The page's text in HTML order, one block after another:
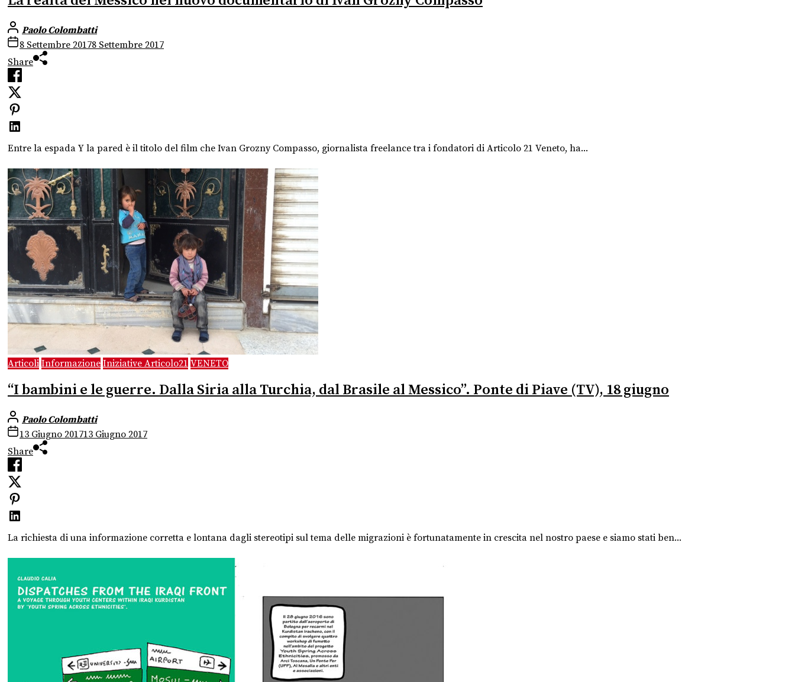
Paolo Colombatti
8 Settembre 20178 Settembre 2017
Share
Entre la espada Y la pared è il titolo del film che Ivan Grozny Compasso, giornalista freelance tra i fondatori di Articolo 21 Veneto, ha...
Articoli Informazione Iniziative Articolo21 VENETO
“I bambini e le guerre. Dalla Siria alla Turchia, dal Brasile al Messico”. Ponte di Piave (TV), 18 giugno
Paolo Colombatti
13 Giugno 201713 Giugno 2017
Share
La richiesta di una informazione corretta e lontana dagli stereotipi sul tema delle migrazioni è fortunatamente in crescita nel nostro paese e siamo stati ben...